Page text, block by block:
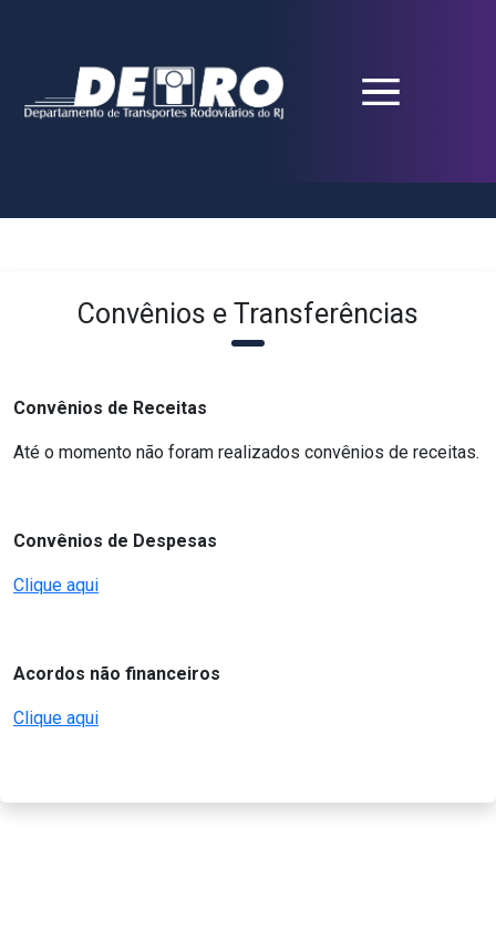
Convênios e Transferências
Convênios de Receitas
Até o momento não foram realizados convênios de receitas.
Convênios de Despesas
Clique aqui
Acordos não financeiros
Clique aqui